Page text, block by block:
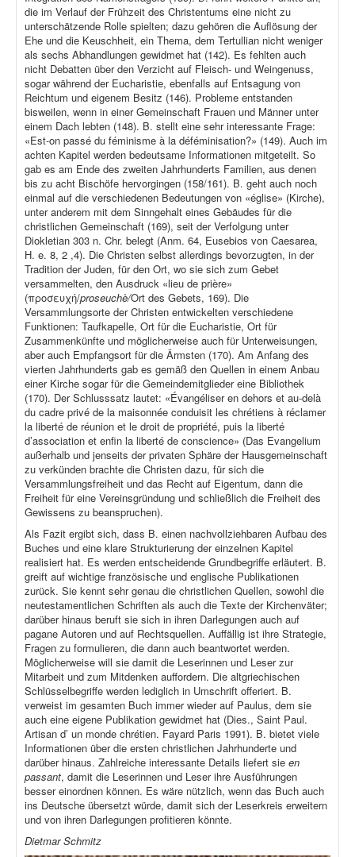
die im Verlauf der Frühzeit des Christentums eine nicht zu
unterschätzende Rolle spielten; dazu gehören die Auflösung der
Ehe und die Keuschheit, ein Thema, dem Tertullian nicht weniger
als sechs Abhandlungen gewidmet hat (142). Es fehlten auch
nicht Debatten über den Verzicht auf Fleisch- und Weingenuss,
sogar während der Eucharistie, ebenfalls auf Entsagung von
Reichtum und eigenem Besitz (146). Probleme entstanden
bisweilen, wenn in einer Gemeinschaft Frauen und Männer unter
einem Dach lebten (148). B. stellt eine sehr interessante Frage:
«Est-on passé du féminisme à la déféminisation?» (149). Auch im
achten Kapitel werden bedeutsame Informationen mitgeteilt. So
gab es am Ende des zweiten Jahrhunderts Familien, aus denen
bis zu acht Bischöfe hervorgingen (158/161). B. geht auch noch
einmal auf die verschiedenen Bedeutungen von «église» (Kirche),
unter anderem mit dem Sinngehalt eines Gebäudes für die
christlichen Gemeinschaft (169), seit der Verfolgung unter
Diokletian 303 n. Chr. belegt (Anm. 64, Eusebios von Caesarea,
H. e. 8, 2 ,4). Die Christen selbst allerdings bevorzugten, in der
Tradition der Juden, für den Ort, wo sie sich zum Gebet
versammelten, den Ausdruck «lieu de prière»
(προσευχή/proseuchè/Ort des Gebets, 169). Die
Versammlungsorte der Christen entwickelten verschiedene
Funktionen: Taufkapelle, Ort für die Eucharistie, Ort für
Zusammenkünfte und möglicherweise auch für Unterweisungen,
aber auch Empfangsort für die Ärmsten (170). Am Anfang des
vierten Jahrhunderts gab es gemäß den Quellen in einem Anbau
einer Kirche sogar für die Gemeindemitglieder eine Bibliothek
(170). Der Schlusssatz lautet: «Évangéliser en dehors et au-delà
du cadre privé de la maisonnée conduisit les chrétiens à réclamer
la liberté de réunion et le droit de propriété, puis la liberté
d’association et enfin la liberté de conscience» (Das Evangelium
außerhalb und jenseits der privaten Sphäre der Hausgemeinschaft
zu verkünden brachte die Christen dazu, für sich die
Versammlungsfreiheit und das Recht auf Eigentum, dann die
Freiheit für eine Vereinsgründung und schließlich die Freiheit des
Gewissens zu beanspruchen).
Als Fazit ergibt sich, dass B. einen nachvollziehbaren Aufbau des
Buches und eine klare Strukturierung der einzelnen Kapitel
realisiert hat. Es werden entscheidende Grundbegriffe erläutert. B.
greift auf wichtige französische und englische Publikationen
zurück. Sie kennt sehr genau die christlichen Quellen, sowohl die
neutestamentlichen Schriften als auch die Texte der Kirchenväter;
darüber hinaus beruft sie sich in ihren Darlegungen auch auf
pagane Autoren und auf Rechtsquellen. Auffällig ist ihre Strategie,
Fragen zu formulieren, die dann auch beantwortet werden.
Möglicherweise will sie damit die Leserinnen und Leser zur
Mitarbeit und zum Mitdenken auffordern. Die altgriechischen
Schlüsselbegriffe werden lediglich in Umschrift offeriert. B.
verweist im gesamten Buch immer wieder auf Paulus, dem sie
auch eine eigene Publikation gewidmet hat (Dies., Saint Paul.
Artisan d’ un monde chrétien. Fayard Paris 1991). B. bietet viele
Informationen über die ersten christlichen Jahrhunderte und
darüber hinaus. Zahlreiche interessante Details liefert sie en
passant, damit die Leserinnen und Leser ihre Ausführungen
besser einordnen können. Es wäre nützlich, wenn das Buch auch
ins Deutsche übersetzt würde, damit sich der Leserkreis erweitern
und von ihren Darlegungen profitieren könnte.
Dietmar Schmitz